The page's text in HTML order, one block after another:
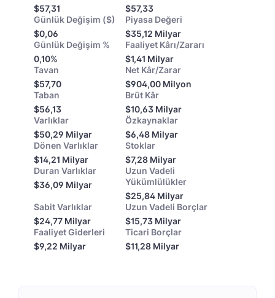
$57,31
$57,33
Günlük Değişim ($)
$0,06
Piyasa Değeri
$35,12 Milyar
Günlük Değişim %
0,10%
Faaliyet Kârı/Zararı
$1,41 Milyar
Tavan
$57,70
Net Kâr/Zarar
$904,00 Milyon
Taban
$56,13
Brüt Kâr
$10,63 Milyar
Varlıklar
$50,29 Milyar
Özkaynaklar
$6,48 Milyar
Dönen Varlıklar
$14,21 Milyar
Stoklar
$7,28 Milyar
Duran Varlıklar
$36,09 Milyar
Uzun Vadeli
Yükümlülükler
$25,84 Milyar
Sabit Varlıklar
$24,77 Milyar
Uzun Vadeli Borçlar
$15,73 Milyar
Faaliyet Giderleri
$9,22 Milyar
Ticari Borçlar
$11,28 Milyar